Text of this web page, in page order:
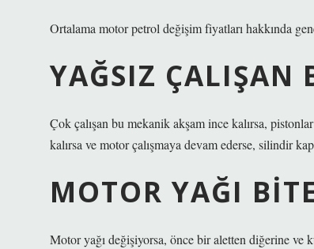
Ortalama motor petrol değişim fiyatları hakkında
YAĞSIZ ÇALIŞAN
Çok çalışan bu mekanik akşam ince kalırsa,
kalırsa ve motor çalışmaya devam ederse, silindir
MOTOR YAĞI
Motor yağı değişiyorsa, önce bir aletten diğerine